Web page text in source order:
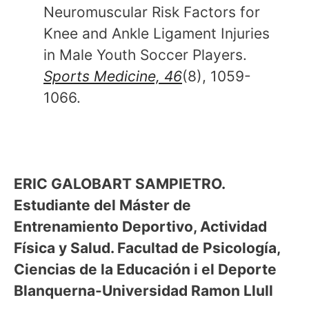
Neuromuscular Risk Factors for
Knee and Ankle Ligament Injuries
in Male Youth Soccer Players.
Sports Medicine, 46(8), 1059-
1066.
ERIC GALOBART SAMPIETRO.
Estudiante del Máster de
Entrenamiento Deportivo, Actividad
Física y Salud. Facultad de Psicología,
Ciencias de la Educación i el Deporte
Blanquerna-Universidad Ramon Llull